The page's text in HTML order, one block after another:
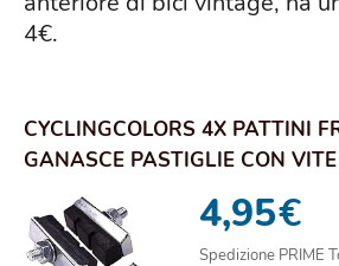
4€.
CYCLINGCOLORS 4X PATTINI
GANASCE PASTIGLIE CON
EROICA BICI...
4,95€
Spedizione PRIME